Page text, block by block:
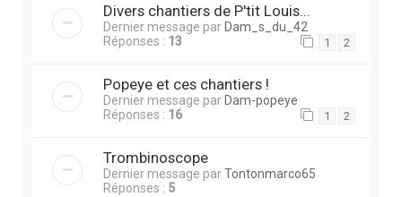
Divers chantiers de P'tit Louis...
Dernier message par Dam_s_du_42
Réponses : 13 1 2
Popeye et ces chantiers !
Dernier message par Dam-popeye
Réponses : 16 1 2
Trombinoscope
Dernier message parTontonmarco65
Réponses : 5